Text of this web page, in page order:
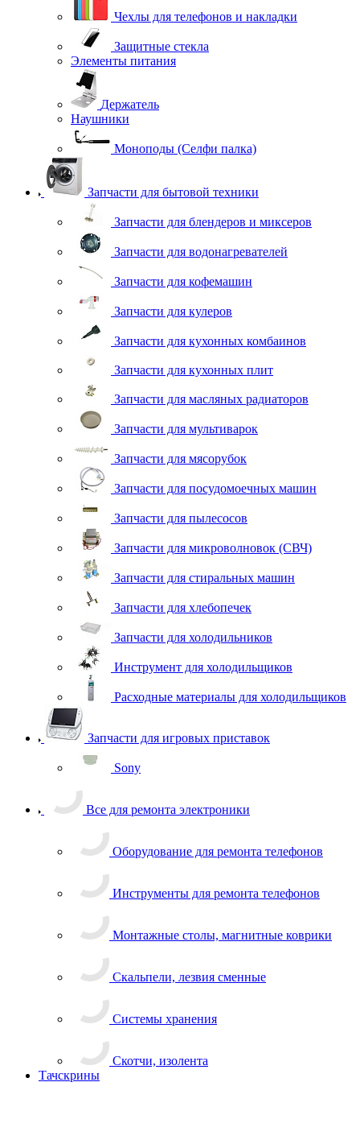
Чехлы для телефонов и накладки
Защитные стекла
Элементы питания
Держатель
Наушники
Моноподы (Селфи палка)
Запчасти для бытовой техники
Запчасти для блендеров и миксеров
Запчасти для водонагревателей
Запчасти для кофемашин
Запчасти для кулеров
Запчасти для кухонных комбаинов
Запчасти для кухонных плит
Запчасти для масляных радиаторов
Запчасти для мультиварок
Запчасти для мясорубок
Запчасти для посудомоечных машин
Запчасти для пылесосов
Запчасти для микроволновок (СВЧ)
Запчасти для стиральных машин
Запчасти для хлебопечек
Запчасти для холодильников
Инструмент для холодильщиков
Расходные материалы для холодильщиков
Запчасти для игровых приставок
Sony
Все для ремонта электроники
Оборудование для ремонта телефонов
Монтажные столы, магнитные коврики
Скальпели, лезвия сменные